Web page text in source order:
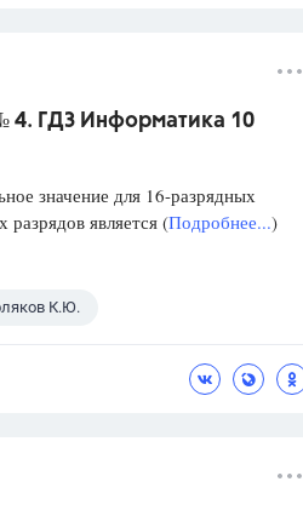
4. ГДЗ Информатика 10
значение для 16-разрядных
является (Подробнее...)
К.Ю.